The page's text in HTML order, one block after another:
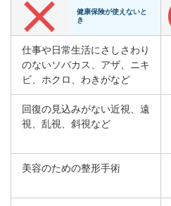
健康保険が使えないと
き
仕事や日常生活にさしさわり
のないソバカス、アザ、ニキ
ビ、ホクロ、わきがなど
回復の見込みがない近視、遠
視、乱視、斜視など
美容のための整形手術